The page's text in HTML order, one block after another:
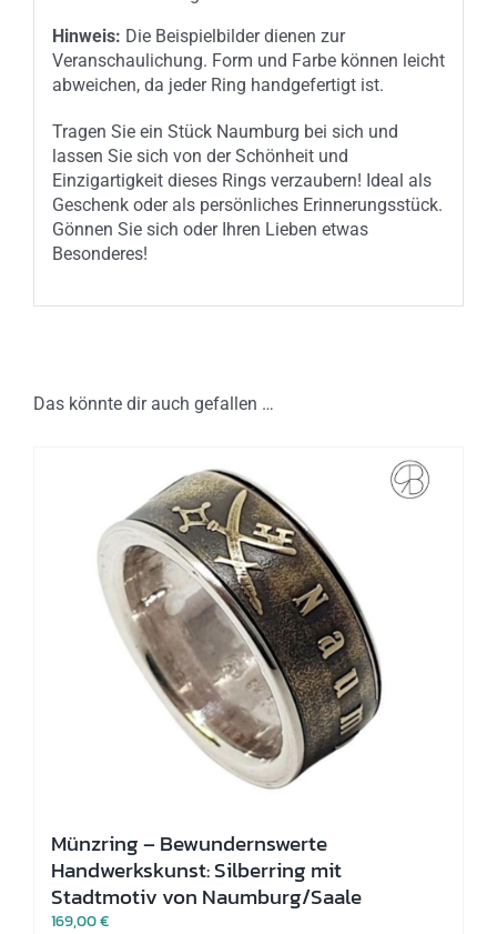
Hinweis: Die Beispielbilder dienen zur
Veranschaulichung. Form und Farbe können leicht
abweichen, da jeder Ring handgefertigt ist.
Tragen Sie ein Stück Naumburg bei sich und
lassen Sie sich von der Schönheit und
Einzigartigkeit dieses Rings verzaubern! Ideal als
Geschenk oder als persönliches Erinnerungsstück.
Gönnen Sie sich oder Ihren Lieben etwas
Besonderes!
Das könnte dir auch gefallen …
Münzring – Bewundernswerte
Handwerkskunst: Silberring mit
Stadtmotiv von Naumburg/Saale
169,00€